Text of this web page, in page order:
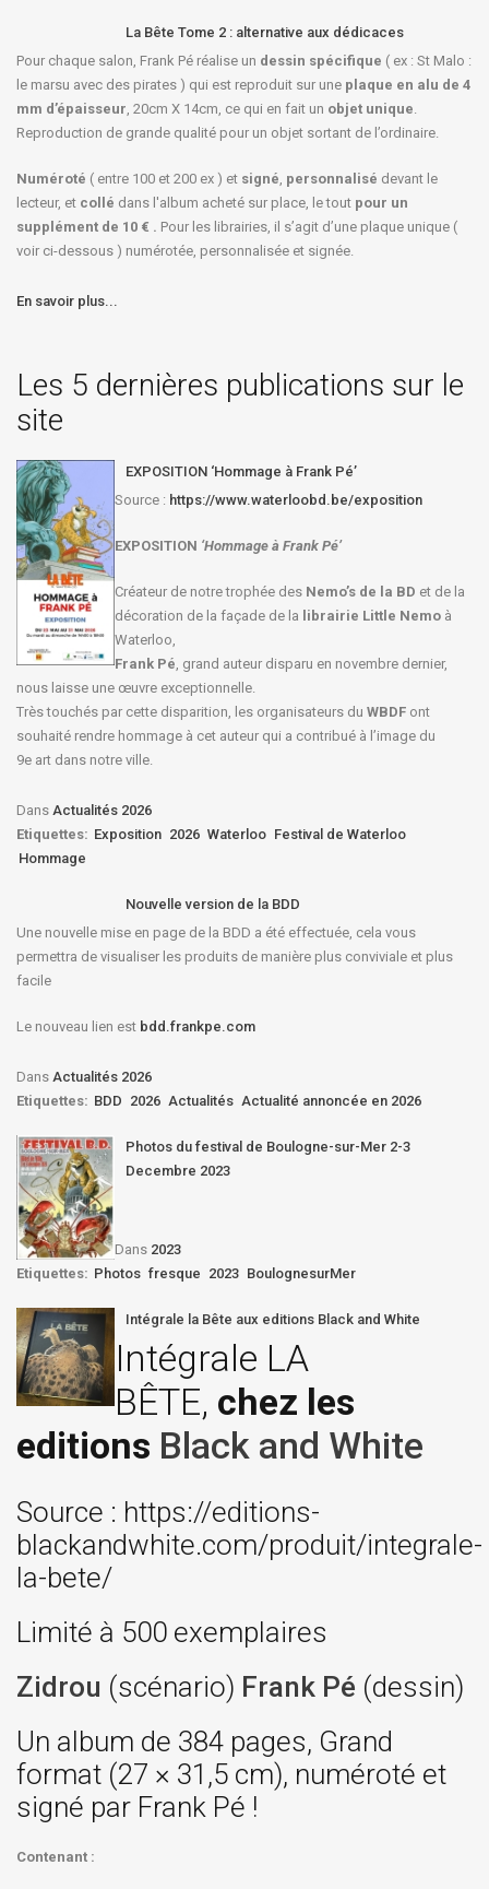
La Bête Tome 2 : alternative aux dédicaces
Pour chaque salon, Frank Pé réalise un dessin spécifique ( ex : St Malo :
le marsu avec des pirates ) qui est reproduit sur une plaque en alu de 4
mm d’épaisseur, 20cm X 14cm, ce qui en fait un objet unique.
Reproduction de grande qualité pour un objet sortant de l’ordinaire.
Numéroté ( entre 100 et 200 ex ) et signé, personnalisé devant le
lecteur, et collé dans l'album acheté sur place, le tout pour un
supplément de 10 € . Pour les librairies, il s’agit d’une plaque unique (
voir ci-dessous ) numérotée, personnalisée et signée.
En savoir plus...
Les 5 dernières publications sur le
site
EXPOSITION ‘Hommage à Frank Pé’
Source : https://www.waterloobd.be/exposition
EXPOSITION ‘Hommage à Frank Pé’
Créateur de notre trophée des Nemo’s de la BD et de la
décoration de la façade de la librairie Little Nemo à
Waterloo,
Frank Pé, grand auteur disparu en novembre dernier,
nous laisse une œuvre exceptionnelle.
Très touchés par cette disparition, les organisateurs du WBDF ont
souhaité rendre hommage à cet auteur qui a contribué à l’image du
9e art dans notre ville.
Dans Actualités 2026
Etiquettes: Exposition 2026 Waterloo Festival de Waterloo
Hommage
Nouvelle version de la BDD
Une nouvelle mise en page de la BDD a été effectuée, cela vous
permettra de visualiser les produits de manière plus conviviale et plus
facile
Le nouveau lien est bdd.frankpe.com
Dans Actualités 2026
Etiquettes: BDD 2026 Actualités Actualité annoncée en 2026
Photos du festival de Boulogne-sur-Mer 2-3
Decembre 2023
Dans 2023
Etiquettes: Photos fresque 2023 BoulognesurMer
Intégrale la Bête aux editions Black and White
Intégrale LA
BÊTE, chez les
editions Black and White
Source : https://editions-
blackandwhite.com/produit/integrale-
la-bete/
Limité à 500 exemplaires
Zidrou (scénario) Frank Pé (dessin)
Un album de 384 pages, Grand
format (27 × 31,5 cm), numéroté et
signé par Frank Pé !
Contenant :